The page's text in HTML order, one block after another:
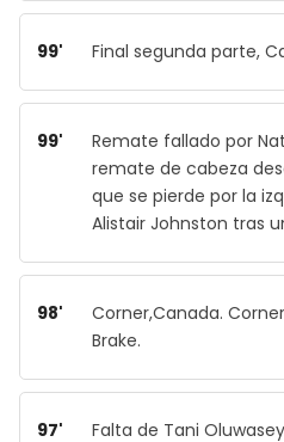
99' Final segunda parte,
99'
Remate fallado por
remate de cabeza
que se pierde por la
Alistair Johnston tras
98'
Corner,Canada.
Brake.
97' Falta de Tani